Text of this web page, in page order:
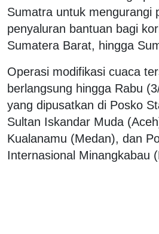
Sumatra untuk mengurangi
penyaluran bantuan bagi
Sumatera Barat, hingga
Operasi modifikasi cuaca
berlangsung hingga Rabu
yang dipusatkan di Posko
Sultan Iskandar Muda
Kualanamu (Medan), dan
Internasional Minangkabau